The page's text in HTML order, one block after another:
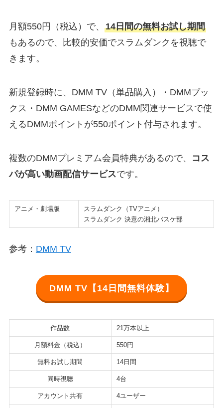
月額550円（税込）で、 14日間の無料お試し期間
もあるので、比較的安価でスラムダンクを視聴で
きます。
新規登録時に、DMM TV（単品購入）・DMMブッ
クス・DMM GAMESなどのDMM関連サービスで使
えるDMMポイントが550ポイント付与されます。
複数のDMMプレミアム会員特典があるので、
コス
パが高い動画配信サービスです。
アニメ・劇場版
スラムダンク（TVアニメ）
スラムダンク 決意の湘北バスケ部
参考： DMM TV
DMM TV【14日間無料体験】
作品数 21万本以上
月額料金（税込） 550円
無料お試し期間 14日間
同時視聴 4台
アカウント共有 4ユーザー